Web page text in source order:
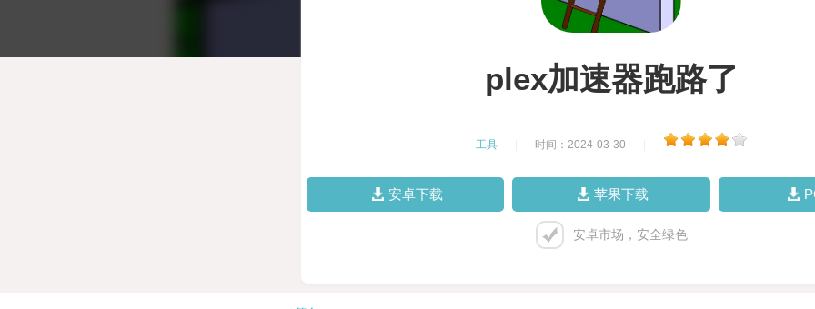
plex加速器跑路了
工具 时间：2024-03-30
安卓下载 苹果下载
安卓市场，安全绿色